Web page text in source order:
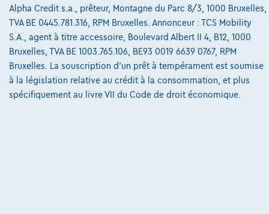
Alpha Credit s.a., prêteur, Montagne du Parc 8/3, 1000 Bruxelles,
TVA BE 0445.781.316, RPM Bruxelles. Annonceur : TCS Mobility
S.A., agent à titre accessoire, Boulevard Albert II 4, B12, 1000
Bruxelles, TVA BE 1003.765.106, BE93 0019 6639 0767, RPM
Bruxelles. La souscription d'un prêt à tempérament est soumise
à la législation relative au crédit à la consommation, et plus
spécifiquement au livre VII du Code de droit économique.
Contact
@2024 TCS Mobility SA/NV Copyright
Conditions Générales